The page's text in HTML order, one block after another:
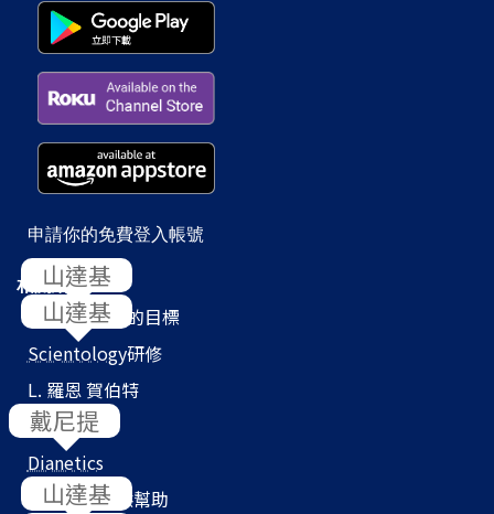
申請你的免費登入帳號
相關網站
Scientology
的目標
Scientology研修
L. 羅恩 賀伯特
教會搜尋器
Dianetics
我們如何提供幫助